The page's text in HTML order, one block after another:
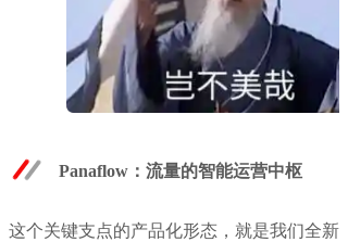
Panaflow：流量的智能运营中枢
这个关键支点的产品化形态，就是我们全新